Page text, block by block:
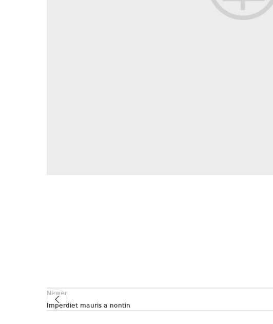
Newer
Imperdiet mauris a nontin